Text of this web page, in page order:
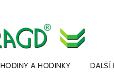
HODINY A HODINKY DALŠÍ